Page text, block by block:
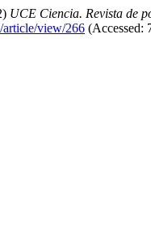
UCE Ciencia. Revista de
article/view/266 (Accessed: